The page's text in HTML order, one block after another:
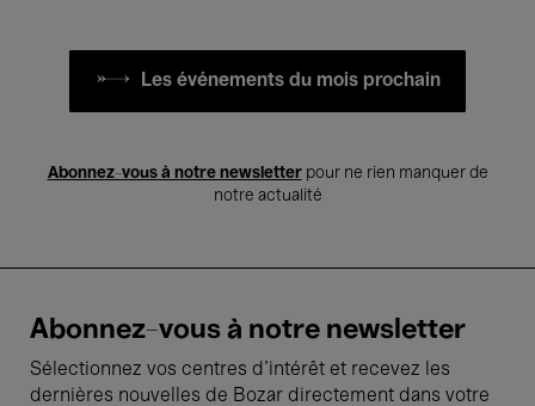
Les événements du mois prochain
Abonnez-vous à notre newsletterpour ne rien manquer de
notre actualité
Abonnez-vous à notre newsletter
Sélectionnez vos centres d'intérêt et recevez les
dernières nouvelles de Bozar directement dans votre